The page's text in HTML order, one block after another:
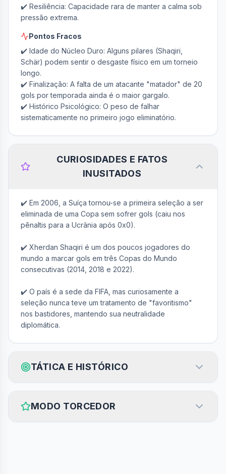
✔️ Resiliência: Capacidade rara de manter a calma sob
pressão extrema.
Pontos Fracos
✔️ Idade do Núcleo Duro: Alguns pilares (Shaqiri,
Schär) podem sentir o desgaste físico em um torneio
longo.
✔️ Finalização: A falta de um atacante "matador" de 20
gols por temporada ainda é o maior gargalo.
✔️ Histórico Psicológico: O peso de falhar
sistematicamente no primeiro jogo eliminatório.
CURIOSIDADES E FATOS
INUSITADOS
✔️ Em 2006, a Suíça tornou-se a primeira seleção a ser
eliminada de uma Copa sem sofrer gols (caiu nos
pênaltis para a Ucrânia após 0x0).
✔️ Xherdan Shaqiri é um dos poucos jogadores do
mundo a marcar gols em três Copas do Mundo
consecutivas (2014, 2018 e 2022).
✔️ O país é a sede da FIFA, mas curiosamente a
seleção nunca teve um tratamento de "favoritismo"
nos bastidores, mantendo sua neutralidade
diplomática.
TÁTICA E HISTÓRICO
ARTILHEIRO EM COPAS
MODO TORCEDOR